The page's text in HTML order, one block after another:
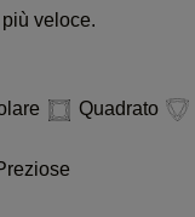
veloce.
Quadrato